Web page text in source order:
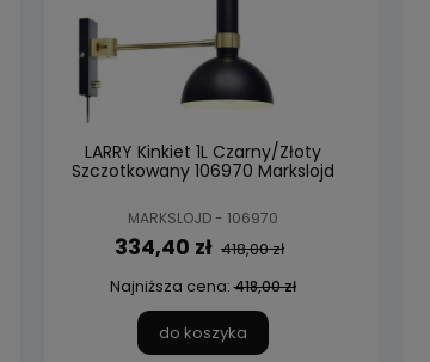
LARRY Kinkiet 1L Czarny/Złoty
Szczotkowany 106970 Markslojd
MARKSLOJD - 106970
334,40 zł 418,00 zł
Najniższa cena:418,00 zł
do koszyka